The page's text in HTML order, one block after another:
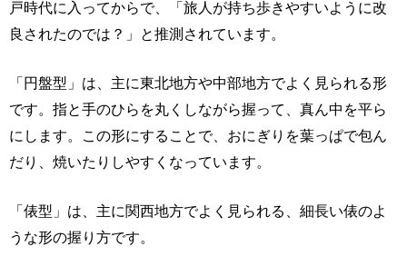
戸時代に入ってからで、「旅人が持ち歩きやすいように改
良されたのでは？」と推測されています。
「円盤型」は、主に東北地方や中部地方でよく見られる形
です。指と手のひらを丸くしながら握って、真ん中を平ら
にします。この形にすることで、おにぎりを葉っぱで包ん
だり、焼いたりしやすくなっています。
「俵型」は、主に関西地方でよく見られる、細長い俵のよ
うな形の握り方です。